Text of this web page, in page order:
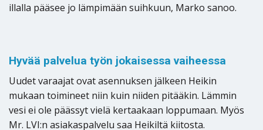
illalla pääsee jo lämpimään suihkuun, Marko sanoo.
Hyvää palvelua työn jokaisessa vaiheessa
Uudet varaajat ovat asennuksen jälkeen Heikin
mukaan toimineet niin kuin niiden pitääkin. Lämmin
vesi ei ole päässyt vielä kertaakaan loppumaan. Myös
Mr. LVI:n asiakaspalvelu saa Heikiltä kiitosta.